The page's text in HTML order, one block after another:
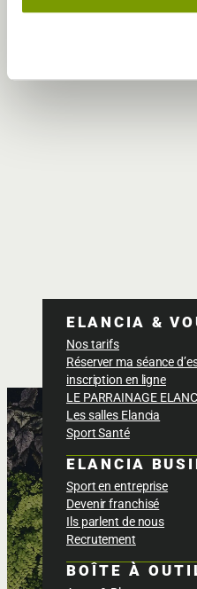
ELANCIA &
Nos tarifs
Réserver ma séance
inscription en ligne
LE PARRAINAGE
Les salles Elancia
Sport Santé
ELANCIA
Sport en entreprise
Devenir franchisé
Ils parlent de nous
Recrutement
BOÎTE À